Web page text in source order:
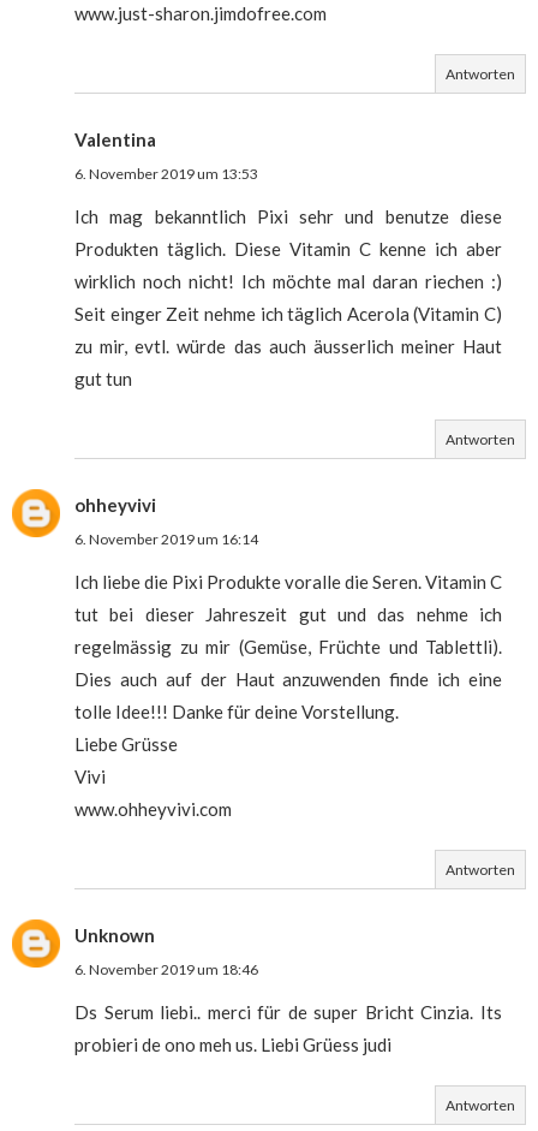
www.just-sharon.jimdofree.com
Antworten
Valentina
6. November 2019 um 13:53
Ich mag bekanntlich Pixi sehr und benutze diese
Produkten täglich. Diese Vitamin C kenne ich aber
wirklich noch nicht! Ich möchte mal daran riechen :)
Seit einger Zeit nehme ich täglich Acerola (Vitamin C)
zu mir, evtl. würde das auch äusserlich meiner Haut
gut tun
Antworten
ohheyvivi
6. November 2019 um 16:14
Ich liebe die Pixi Produkte voralle die Seren. Vitamin C
tut bei dieser Jahreszeit gut und das nehme ich
regelmässig zu mir (Gemüse, Früchte und Tablettli).
Dies auch auf der Haut anzuwenden finde ich eine
tolle Idee!!! Danke für deine Vorstellung.
Liebe Grüsse
Vivi
www.ohheyvivi.com
Antworten
Unknown
6. November 2019 um 18:46
Ds Serum liebi.. merci für de super Bricht Cinzia. Its
probieri de ono meh us. Liebi Grüess judi
Antworten